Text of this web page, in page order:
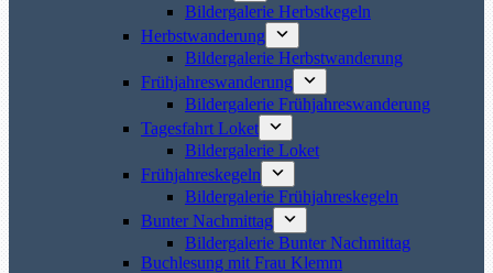
Bildergalerie Herbstkegeln
Herbstwanderung
Bildergalerie Herbstwanderung
Frühjahreswanderung
Bildergalerie Frühjahreswanderung
Tagesfahrt Loket
Bildergalerie Loket
Frühjahreskegeln
Bildergalerie Frühjahreskegeln
Bunter Nachmittag
Bildergalerie Bunter Nachmittag
Buchlesung mit Frau Klemm